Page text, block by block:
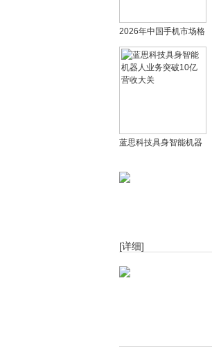
2026年中国手机市场格
局生变：苹果逆势增长
背后的内存成本博弈
蓝思科技具身智能机器
关
[详细]